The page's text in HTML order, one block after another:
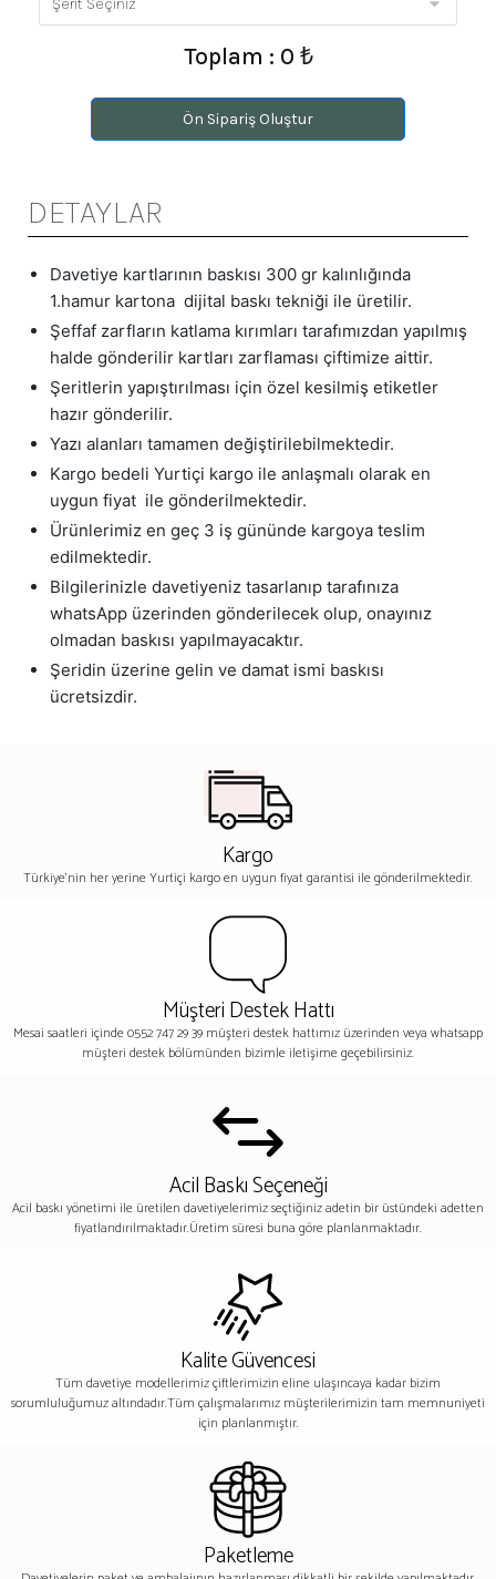
Toplam : 0 ₺
Ön Sipariş Oluştur
DETAYLAR
Davetiye kartlarının baskısı 300 gr kalınlığında
1.hamur kartona dijital baskı tekniği ile üretilir.
Şeffaf zarfların katlama kırımları tarafımızdan yapılmış
halde gönderilir kartları zarflaması çiftimize aittir.
Şeritlerin yapıştırılması için özel kesilmiş etiketler
hazır gönderilir.
Yazı alanları tamamen değiştirilebilmektedir.
Kargo bedeli Yurtiçi kargo ile anlaşmalı olarak en
uygun fiyat ile gönderilmektedir.
Ürünlerimiz en geç 3 iş gününde kargoya teslim
edilmektedir.
Bilgilerinizle davetiyeniz tasarlanıp tarafınıza
whatsApp üzerinden gönderilecek olup, onayınız
olmadan baskısı yapılmayacaktır.
Şeridin üzerine gelin ve damat ismi baskısı
ücretsizdir.
Kargo
Türkiye'nin her yerine Yurtiçi kargo en uygun fiyat garantisi ile gönderilmektedir.
Müşteri Destek Hattı
Mesai saatleri içinde 0552 747 29 39 müşteri destek hattımız üzerinden veya whatsapp
müşteri destek bölümünden bizimle iletişime geçebilirsiniz.
Acil Baskı Seçeneği
Acil baskı yönetimi ile üretilen davetiyelerimiz seçtiğiniz adetin bir üstündeki adetten
fiyatlandırılmaktadır.Üretim süresi buna göre planlanmaktadır.
Kalite Güvencesi
Tüm davetiye modellerimiz çiftlerimizin eline ulaşıncaya kadar bizim
sorumluluğumuz altındadır.Tüm çalışmalarımız müşterilerimizin tam memnuniyeti
için planlanmıştır.
Paketleme